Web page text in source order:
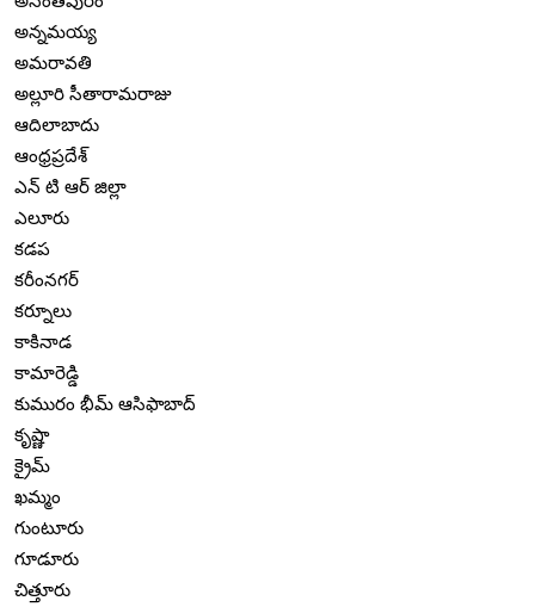
అన్నమయ్య
అమరావతి
అల్లూరి సీతారామరాజు
ఆదిలాబాదు
ఆంధ్రప్రదేశ్
ఎన్ టి ఆర్ జిల్లా
ఎలూరు
కడప
కరీంనగర్
కర్నూలు
కాకినాడ
కామారెడ్డి
కుమురం భీమ్ ఆసిఫాబాద్
కృష్ణా
క్రైమ్
ఖమ్మం
గుంటూరు
గూడూరు
చిత్తూరు